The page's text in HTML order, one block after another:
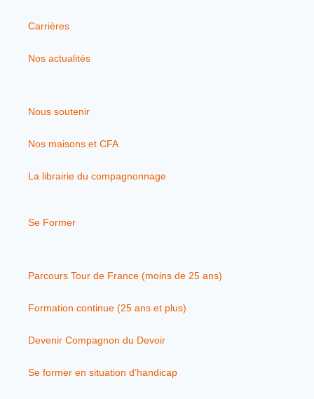
Carrières
Nos actualités
Nous soutenir
Nos maisons et CFA
La librairie du compagnonnage
Se Former
Parcours Tour de France (moins de 25 ans)
Formation continue (25 ans et plus)
Devenir Compagnon du Devoir
Se former en situation d’handicap